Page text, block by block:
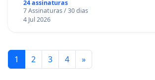
24 assinaturas
7 Assinaturas / 30 dias
4 Jul 2026
1 2 3 4 »